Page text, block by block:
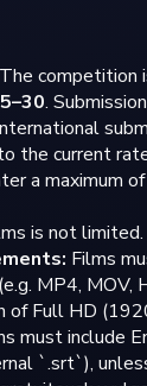
The competition
.
the current
a maximum of
is not limited.
Films
MP4, MOV,
of Full HD
must include
`.srt`),